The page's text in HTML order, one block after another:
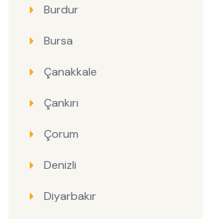
Burdur
Bursa
Çanakkale
Çankırı
Çorum
Denizli
Diyarbakır